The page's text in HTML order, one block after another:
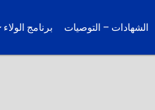
الشهادات – التوصيات برنامج الولاء